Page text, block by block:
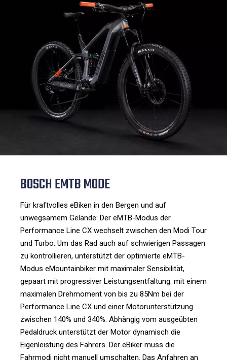
BOSCH EMTB MODE
Für kraftvolles eBiken in den Bergen und auf
unwegsamem Gelände: Der eMTB-Modus der
Performance Line CX wechselt zwischen den Modi Tour
und Turbo. Um das Rad auch auf schwierigen Passagen
zu kontrollieren, unterstützt der optimierte eMTB-
Modus eMountainbiker mit maximaler Sensibilität,
gepaart mit progressiver Leistungsentfaltung: mit einem
maximalen Drehmoment von bis zu 85Nm bei der
Performance Line CX und einer Motorunterstützung
zwischen 140% und 340%. Abhängig vom ausgeübten
Pedaldruck unterstützt der Motor dynamisch die
Eigenleistung des Fahrers. Der eBiker muss die
Fahrmodi nicht manuell umschalten. Das Anfahren an